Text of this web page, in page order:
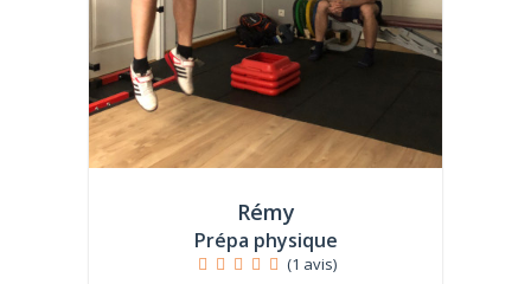
Rémy
Prépa physique
(1 avis)